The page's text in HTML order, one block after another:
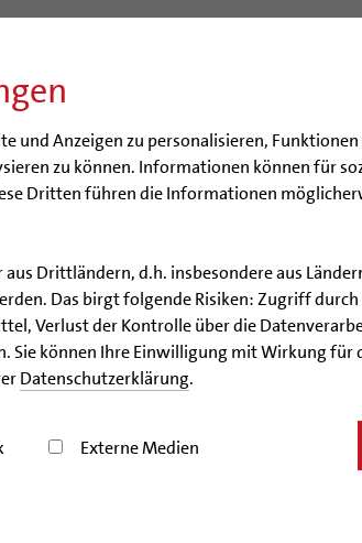
und Anzeigen zu personalisieren,
zu können. Informationen können für
Dritten führen die Informationen
Drittländern, d.h. insbesondere aus
Das birgt folgende Risiken: Zugriff
Verlust der Kontrolle über die
Sie können Ihre Einwilligung mit Wirkung
Datenschutzerklärung.
Externe Medien
BISTUM BERATUNG &
bei Kaffee
Minister Dr. Philipp Rösler
Hildesheim